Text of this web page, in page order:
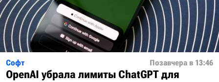
Софт Позавчера в 13:46
OpenAI убрала лимиты ChatGPT для